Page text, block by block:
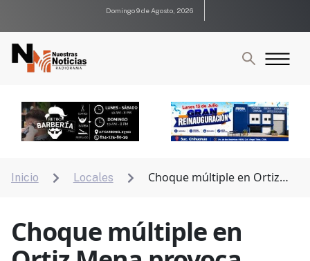
Domingo 9 de Agosto, 2026
Inicio  Locales 
Choque múltiple en Ortiz
Choque múltiple en